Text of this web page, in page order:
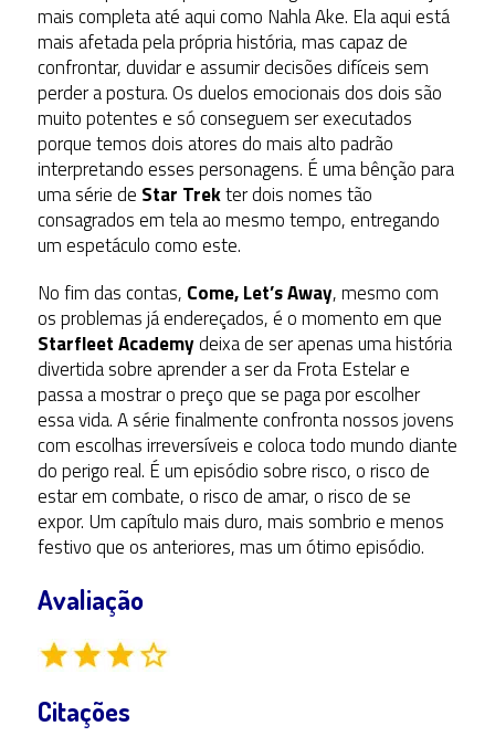
mais completa até aqui como Nahla Ake. Ela aqui está
mais afetada pela própria história, mas capaz de
confrontar, duvidar e assumir decisões difíceis sem
perder a postura. Os duelos emocionais dos dois são
muito potentes e só conseguem ser executados
porque temos dois atores do mais alto padrão
interpretando esses personagens. É uma bênção para
uma série de Star Trekter dois nomes tão
consagrados em tela ao mesmo tempo, entregando
um espetáculo como este.
No fim das contas, Come, Let’s Away, mesmo com
os problemas já endereçados, é o momento em que
Starfleet Academydeixa de ser apenas uma história
divertida sobre aprender a ser da Frota Estelar e
passa a mostrar o preço que se paga por escolher
essa vida. A série finalmente confronta nossos jovens
com escolhas irreversíveis e coloca todo mundo diante
do perigo real. É um episódio sobre risco, o risco de
estar em combate, o risco de amar, o risco de se
expor. Um capítulo mais duro, mais sombrio e menos
festivo que os anteriores, mas um ótimo episódio.
Avaliação
Citações